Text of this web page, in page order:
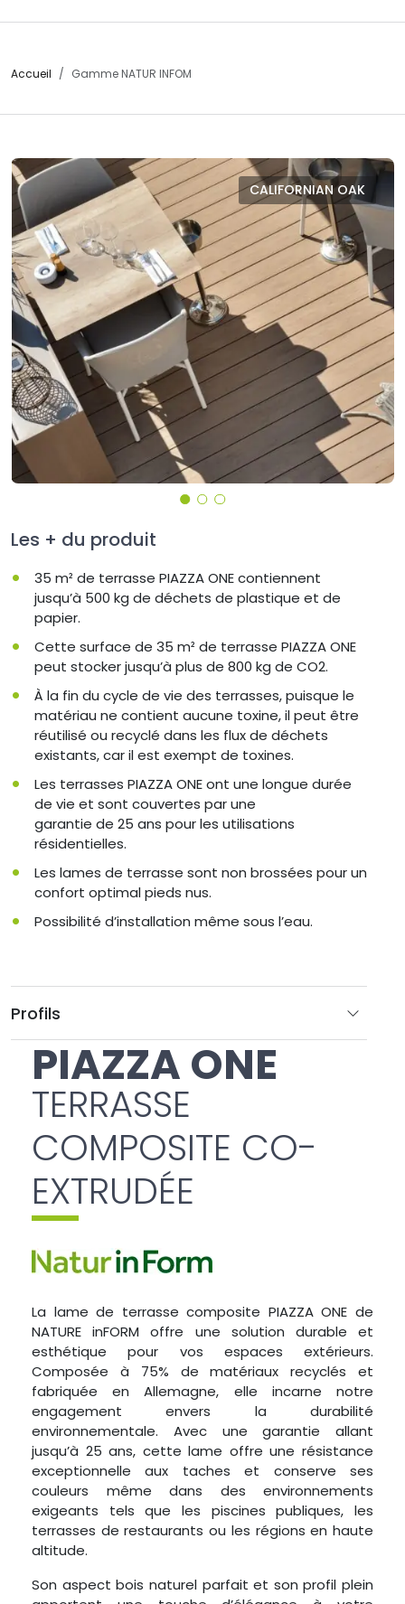
Accueil Gamme NATUR INFOM
PIAZZA ONE
TERRASSE
COMPOSITE CO-
EXTRUDÉE
La lame de terrasse composite PIAZZA ONE de
NATURE inFORM offre une solution durable et
esthétique pour vos espaces extérieurs.
Composée à 75% de matériaux recyclés et
fabriquée en Allemagne, elle incarne notre
engagement envers la durabilité
environnementale. Avec une garantie allant
jusqu’à 25 ans, cette lame offre une résistance
exceptionnelle aux taches et conserve ses
couleurs même dans des environnements
exigeants tels que les piscines publiques, les
terrasses de restaurants ou les régions en haute
altitude.
Son aspect bois naturel parfait et son profil plein
CALIFORNIAN OAK
Les + du produit
35 m² de terrasse PIAZZA ONE contiennent
jusqu’à 500 kg de déchets de plastique et de
papier.
Cette surface de 35 m² de terrasse PIAZZA ONE
peut stocker jusqu’à plus de 800 kg de CO2.
À la fin du cycle de vie des terrasses, puisque le
matériau ne contient aucune toxine, il peut être
réutilisé ou recyclé dans les flux de déchets
existants, car il est exempt de toxines.
Les terrasses PIAZZA ONE ont une longue durée
de vie et sont couvertes par une
garantie de 25 ans pour les utilisations
résidentielles.
Les lames de terrasse sont non brossées pour un
confort optimal pieds nus.
Possibilité d’installation même sous l’eau.
Profils